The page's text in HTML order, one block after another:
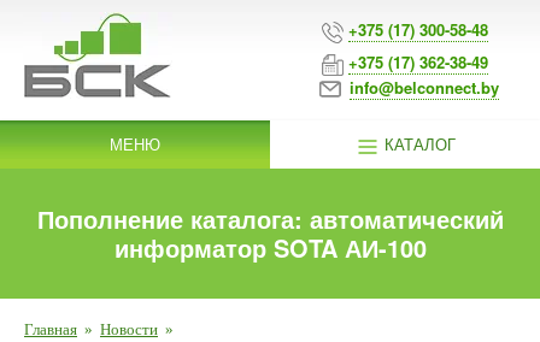
+375 (17) 300-58-48
+375 (17) 362-38-49
info@belconnect.by
МЕНЮ КАТАЛОГ
Пополнение каталога: автоматический
информатор SOTA АИ-100
Главная » Новости »